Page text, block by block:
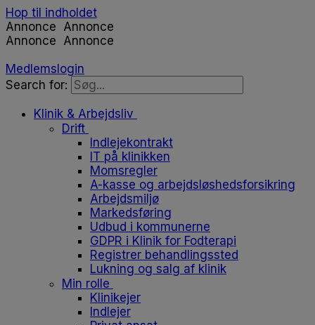
Hop til indholdet
Annonce Annonce
Annonce Annonce
Medlemslogin
Search for:
Klinik & Arbejdsliv
Drift
Indlejekontrakt
IT på klinikken
Momsregler
A-kasse og arbejdsløshedsforsikring
Arbejdsmiljø
Markedsføring
Udbud i kommunerne
GDPR i Klinik for Fodterapi
Registrer behandlingssted
Lukning og salg af klinik
Min rolle
Klinikejer
Indlejer